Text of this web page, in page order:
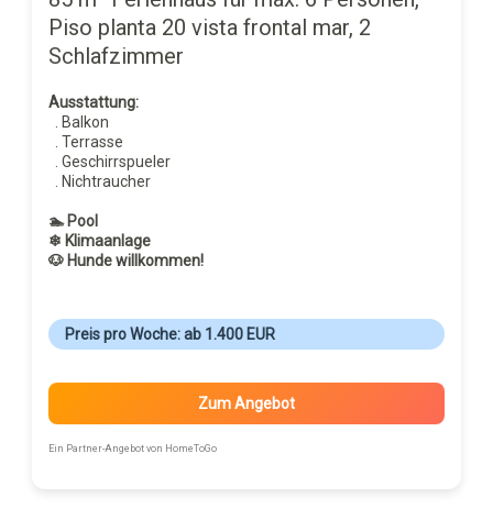
Piso planta 20 vista frontal mar, 2
Schlafzimmer
Ausstattung:
. Balkon
. Terrasse
. Geschirrspueler
. Nichtraucher
🏊 Pool
❄ Klimaanlage
🐶 Hunde willkommen!
Preis pro Woche: ab 1.400 EUR
Zum Angebot
Ein Partner-Angebot von HomeToGo